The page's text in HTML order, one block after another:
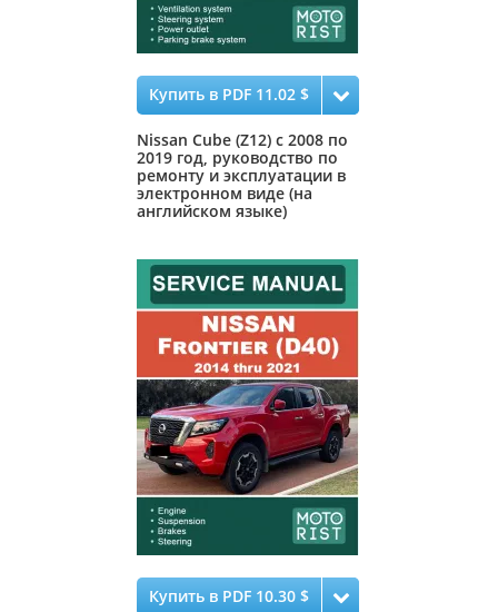
Купить в PDF 11.02 $
Nissan Cube (Z12) с 2008 по
2019 год, руководство по
ремонту и эксплуатации в
электронном виде (на
английском языке)
Купить в PDF 10.30 $